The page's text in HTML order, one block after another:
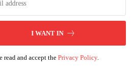
I WANT IN
read and accept thePrivacy Policy.